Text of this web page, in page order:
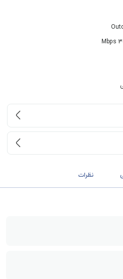
نظرات